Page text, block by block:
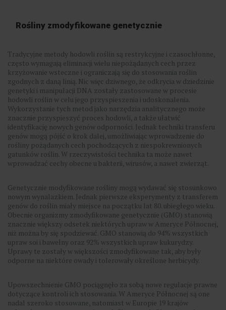
Rośliny zmodyfikowane genetycznie
Tradycyjne metody hodowli roślin są restrykcyjne i czasochłonne,
często wymagają eliminacji wielu niepożądanych cech przez
krzyżowanie wsteczne i ograniczają się do stosowania roślin
zgodnych z daną linią. Nic więc dziwnego, że odkrycia w dziedzinie
genetyki i manipulacji DNA zostały zastosowane w procesie
hodowli roślin w celu jego przyspieszenia i udoskonalenia.
Wykorzystanie tych metod jako narzędzia analitycznego może
znacznie przyspieszyć proces hodowli, a także ułatwić
identyfikację nowych genów odporności. Jednak techniki transferu
genów mogą pójść o krok dalej, umożliwiając wprowadzenie do
rośliny pożądanych cech pochodzących z niespokrewnionych
gatunków roślin. W rzeczywistości technika ta może nawet
wprowadzać cechy obecne u bakterii, wirusów, a nawet zwierząt.
Genetycznie modyfikowane rośliny mogą wydawać się stosunkowo
nowym wynalazkiem. Jednak pierwsze eksperymenty z transferem
genów do roślin miały miejsce na początku lat 80. ubiegłego wieku.
Obecnie organizmy zmodyfikowane genetycznie (GMO) stanowią
znacznie większy odsetek niektórych upraw w Ameryce Północnej,
niż można by się spodziewać. GMO stanowią do 94% wszystkich
upraw soi i bawełny oraz 92% wszystkich upraw kukurydzy.
Uprawy te zostały w większości zmodyfikowane tak, aby były
odporne na niektóre owady i tolerowały określone herbicydy.
Upowszechnienie GMO pociągnęło za sobą nowe regulacje prawne
dotyczące kontroli ich stosowania. W Ameryce Północnej są one
nadal szeroko stosowane, natomiast w Europie 19 krajów